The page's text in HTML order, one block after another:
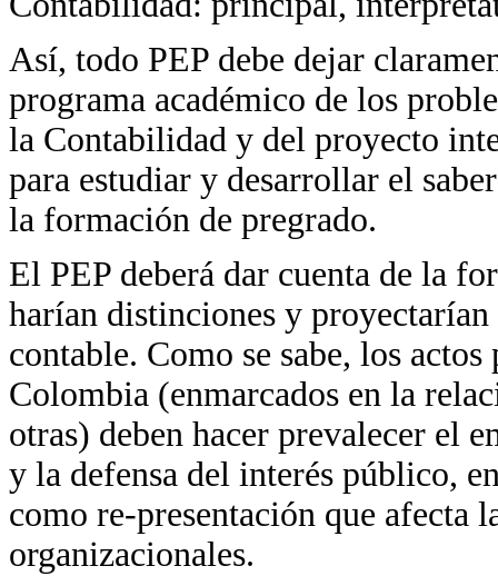
Así, todo PEP debe dejar
programa académico de los
la Contabilidad y del proyecto
para estudiar y desarrollar el
la formación de pregrado.
El PEP deberá dar cuenta de la
harían distinciones y
contable. Como se sabe, los
Colombia (enmarcados en la
otras) deben hacer prevalecer el
y la defensa del interés público,
como re-presentación que afecta
organizacionales.